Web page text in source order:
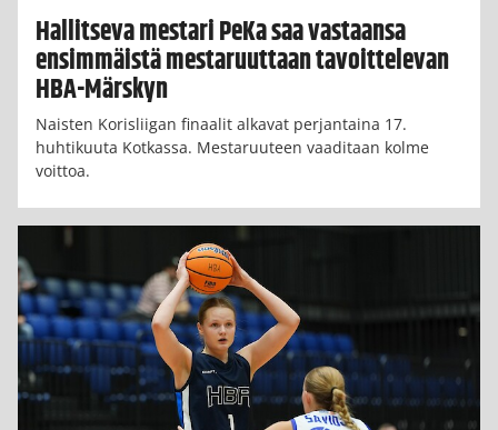
Hallitseva mestari PeKa saa vastaansa
ensimmäistä mestaruuttaan tavoittelevan
HBA-Märskyn
Naisten Korisliigan finaalit alkavat perjantaina 17.
huhtikuuta Kotkassa. Mestaruuteen vaaditaan kolme
voittoa.